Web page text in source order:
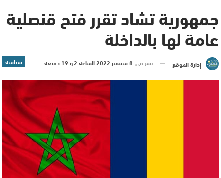
جمهورية تشاد تقرر فتح قنصلية
عامة لها بالداخلة
سياسة إدارة الموقع نشر في 8 سبتمبر 2022 الساعة 2 و 19 دقيقة